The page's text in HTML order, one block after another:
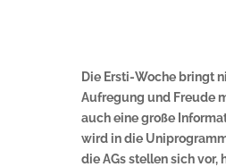
Die Ersti-Woche bringt
Aufregung und Freude
auch eine große
wird in die
die AGs stellen sich vor,